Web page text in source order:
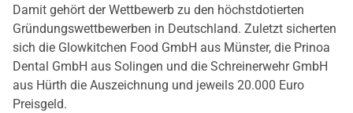
Damit gehört der Wettbewerb zu den höchstdotierten
Gründungswettbewerben in Deutschland. Zuletzt sicherten
sich die Glowkitchen Food GmbH aus Münster, die Prinoa
Dental GmbH aus Solingen und die Schreinerwehr GmbH
aus Hürth die Auszeichnung und jeweils 20.000 Euro
Preisgeld.